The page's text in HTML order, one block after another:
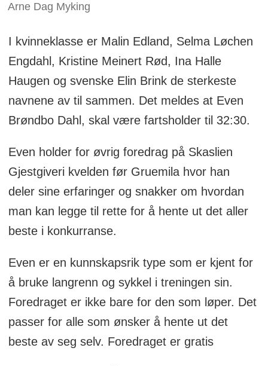
Arne Dag Myking
I kvinneklasse er Malin Edland, Selma Løchen
Engdahl, Kristine Meinert Rød, Ina Halle
Haugen og svenske Elin Brink de sterkeste
navnene av til sammen. Det meldes at Even
Brøndbo Dahl, skal være fartsholder til 32:30.
Even holder for øvrig foredrag på Skaslien
Gjestgiveri kvelden før Gruemila hvor han
deler sine erfaringer og snakker om hvordan
man kan legge til rette for å hente ut det aller
beste i konkurranse.
Even er en kunnskapsrik type som er kjent for
å bruke langrenn og sykkel i treningen sin.
Foredraget er ikke bare for den som løper. Det
passer for alle som ønsker å hente ut det
beste av seg selv. Foredraget er gratis